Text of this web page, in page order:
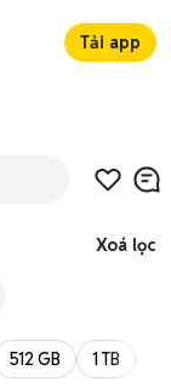
Tải app
Xoá lọc
512 GB 1 TB